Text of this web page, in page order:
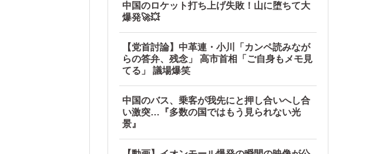
中国のロケット打ち上げ失敗！山に堕ちて大
爆発🚀💥
【党首討論】中革連・小川「カンペ読みなが
らの答弁、残念」 高市首相「ご自身もメモ見
てる」 議場爆笑
中国のバス、乗客が我先にと押し合いへし合
い激突…『多数の国ではもう見られない光
景』